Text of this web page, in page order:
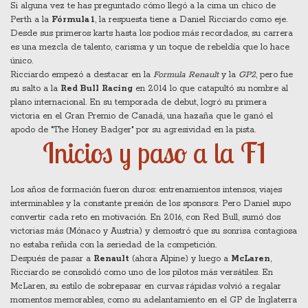
Si alguna vez te has preguntado cómo llegó a la cima un chico de
Perth a la Fórmula 1, la respuesta tiene a Daniel Ricciardo como eje.
Desde sus primeros karts hasta los podios más recordados, su carrera
es una mezcla de talento, carisma y un toque de rebeldía que lo hace
único.
Ricciardo empezó a destacar en la Formula Renaulty la GP2, pero fue
su salto a la Red Bull Racing en 2014 lo que catapultó su nombre al
plano internacional. En su temporada de debut, logró su primera
victoria en el Gran Premio de Canadá, una hazaña que le ganó el
apodo de "The Honey Badger" por su agresividad en la pista.
Inicios y paso a la F1
Los años de formación fueron duros: entrenamientos intensos, viajes
interminables y la constante presión de los sponsors. Pero Daniel supo
convertir cada reto en motivación. En 2016, con Red Bull, sumó dos
victorias más (Mónaco y Austria) y demostró que su sonrisa contagiosa
no estaba reñida con la seriedad de la competición.
Después de pasar a Renault (ahora Alpine) y luego a McLaren,
Ricciardo se consolidó como uno de los pilotos más versátiles. En
McLaren, su estilo de sobrepasar en curvas rápidas volvió a regalar
momentos memorables, como su adelantamiento en el GP de Inglaterra